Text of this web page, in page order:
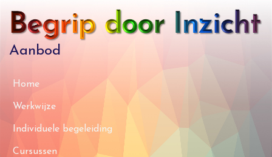
Aanbod
Home
Werkwijze
Individuele begeleiding
Cursussen